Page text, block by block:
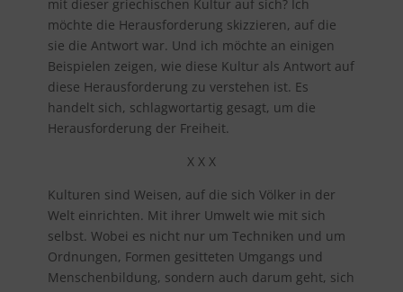
mit dieser griechischen Kultur auf sich? Ich
möchte die Herausforderung skizzieren, auf die
sie die Antwort war. Und ich möchte an einigen
Beispielen zeigen, wie diese Kultur als Antwort auf
diese Herausforderung zu verstehen ist. Es
handelt sich, schlagwortartig gesagt, um die
Herausforderung der Freiheit.
X X X
Kulturen sind Weisen, auf die sich Völker in der
Welt einrichten. Mit ihrer Umwelt wie mit sich
selbst. Wobei es nicht nur um Techniken und um
Ordnungen, Formen gesitteten Umgangs und
Menschenbildung, sondern auch darum geht, sich